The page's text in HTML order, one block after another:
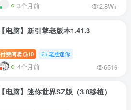
3个月前 2.8W+
【电脑】新引擎老版本1.41.3
付费阅读 10 老版迷你
4个月前 6516
【电脑】迷你世界SZ版（3.0移植）